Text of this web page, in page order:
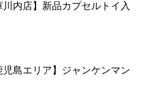
川内店】新品カプセルトイ入
児島エリア】ジャンケンマン